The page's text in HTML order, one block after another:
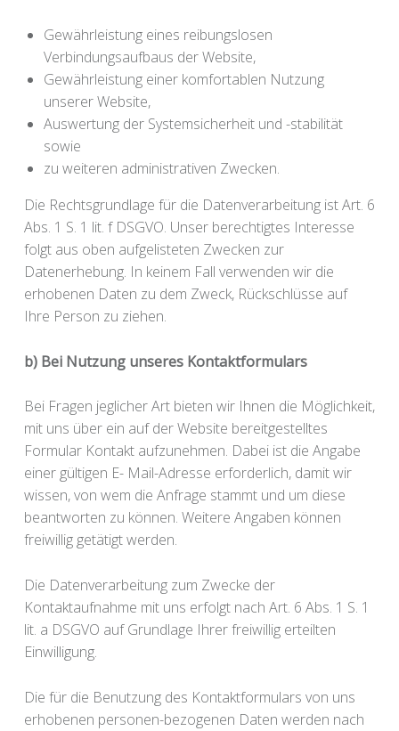
Gewährleistung eines reibungslosen
Verbindungsaufbaus der Website,
Gewährleistung einer komfortablen Nutzung
unserer Website,
Auswertung der Systemsicherheit und -stabilität
sowie
zu weiteren administrativen Zwecken.
Die Rechtsgrundlage für die Datenverarbeitung ist Art. 6
Abs. 1 S. 1 lit. f DSGVO. Unser berechtigtes Interesse
folgt aus oben aufgelisteten Zwecken zur
Datenerhebung. In keinem Fall verwenden wir die
erhobenen Daten zu dem Zweck, Rückschlüsse auf
Ihre Person zu ziehen.
b) Bei Nutzung unseres Kontaktformulars
Bei Fragen jeglicher Art bieten wir Ihnen die Möglichkeit,
mit uns über ein auf der Website bereitgestelltes
Formular Kontakt aufzunehmen. Dabei ist die Angabe
einer gültigen E- Mail-Adresse erforderlich, damit wir
wissen, von wem die Anfrage stammt und um diese
beantworten zu können. Weitere Angaben können
freiwillig getätigt werden.
Die Datenverarbeitung zum Zwecke der
Kontaktaufnahme mit uns erfolgt nach Art. 6 Abs. 1 S. 1
lit. a DSGVO auf Grundlage Ihrer freiwillig erteilten
Einwilligung.
Die für die Benutzung des Kontaktformulars von uns
erhobenen personen-bezogenen Daten werden nach